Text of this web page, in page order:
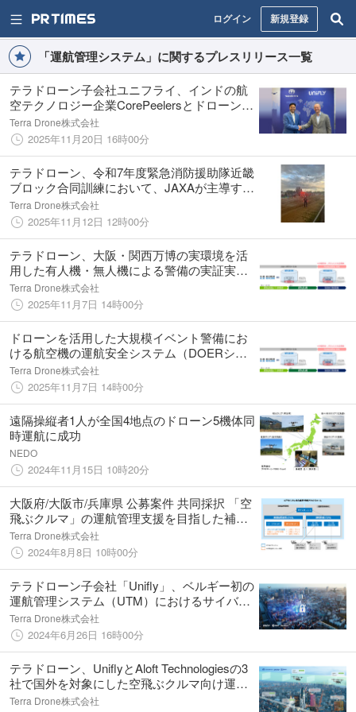
ログイン 新規登録
「運航管理システム」に関するプレスリリース一覧
テラドローン子会社ユニフライ、インドの航
空テクノロジー企業CorePeelersとドローン運
航管理システムの活用・実証に向けたMOUを
締結
Terra Drone株式会社
2025年11月20日 16時00分
テラドローン、令和7年度緊急消防援助隊近畿
ブロック合同訓練において、JAXAが主導する
有人機と無人機の連携に係る実証実験に参加
Terra Drone株式会社
2025年11月12日 12時00分
テラドローン、大阪・関西万博の実環境を活
用した有人機・無人機による警備の実証実験
に参加
Terra Drone株式会社
2025年11月7日 14時00分
ドローンを活用した大規模イベント警備にお
ける航空機の運航安全システム（DOERシス
テム）の有効性を実証
Terra Drone株式会社
2025年11月7日 14時00分
遠隔操縦者1人が全国4地点のドローン5機体同
時運航に成功
NEDO
2024年11月15日 10時20分
大阪府/大阪市/兵庫県 公募案件 共同採択 「空
飛ぶクルマ」の運航管理支援を目指した補助
事業に４年連続採択
Terra Drone株式会社
2024年8月8日 10時00分
テラドローン子会社「Unifly」、ベルギー初の
運航管理システム（UTM）におけるサイバー
認証の枠組みを開発し、自社UTMを強化
Terra Drone株式会社
2024年6月26日 16時00分
テラドローン、UniflyとAloft Technologiesの3
社で国外を対象にした空飛ぶクルマ向け運航
管理システムの開発に着手
Terra Drone株式会社